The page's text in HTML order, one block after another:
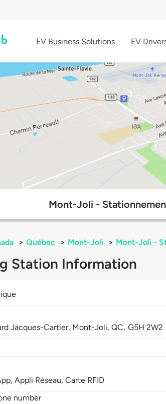
EV Business Solutions EV
Mont-Joli -
> Québec > Mont-Joli > Mont-Joli -
Station Information
Jacques-Cartier, Mont-Joli,QC, G5H 2W2
Appli Réseau, Carte RFID
number